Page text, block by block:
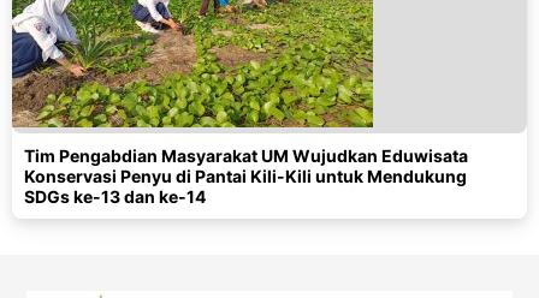
Tim Pengabdian Masyarakat UM Wujudkan Eduwisata
Konservasi Penyu di Pantai Kili-Kili untuk Mendukung
SDGs ke-13 dan ke-14